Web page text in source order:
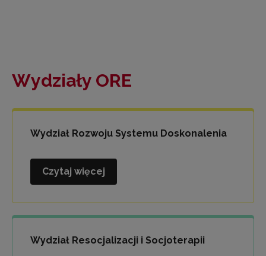
Wydziały ORE
Wydział Rozwoju Systemu Doskonalenia
Wydział
Systemu
Doskonalenia
Czytaj więcej
Wydział Resocjalizacji i Socjoterapii